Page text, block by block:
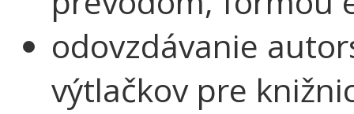
odovzdávanie
výtlačkov pre